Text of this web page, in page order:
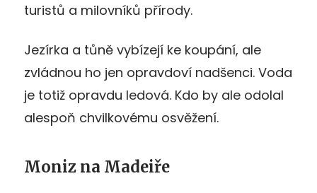
turistů a milovníků přírody.
Jezírka a tůně vybízejí ke koupání, ale
zvládnou ho jen opravdoví nadšenci. Voda
je totiž opravdu ledová. Kdo by ale odolal
alespoň chvilkovému osvěžení.
Moniz na Madeiře